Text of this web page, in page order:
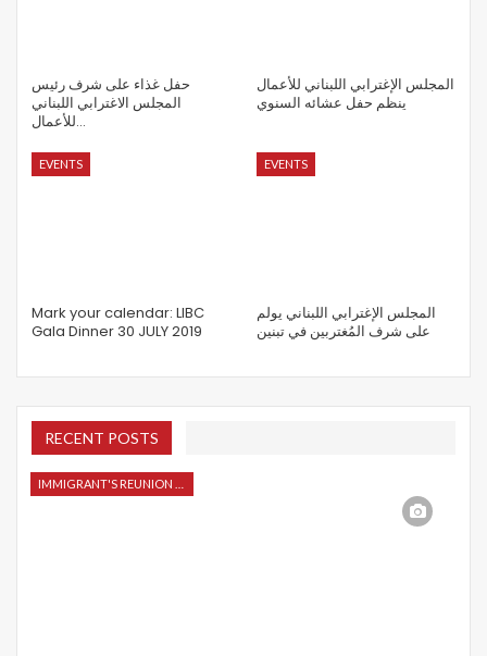
حفل غذاء على شرف رئيس
المجلس الاغترابي اللبناني
للأعمال…
المجلس الإغترابي اللبناني للأعمال
ينظم حفل عشائه السنوي
EVENTS
Mark your calendar: LIBC
Gala Dinner 30 JULY 2019
EVENTS
المجلس الإغترابي اللبناني يولم
على شرف المُغتربين في تبنين
RECENT POSTS